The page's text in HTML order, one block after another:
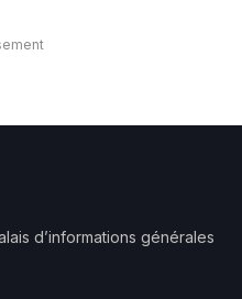
d’informations générales